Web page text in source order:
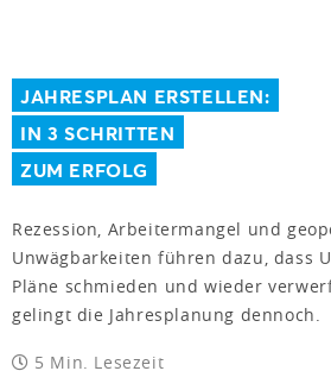
JAHRESPLAN ERSTELLEN:
IN 3 SCHRITTEN
ZUM ERFOLG
Rezession, Arbeitermangel und
Unwägbarkeiten führen dazu, dass
Pläne schmieden und wieder
gelingt die Jahresplanung dennoch.
5 Min. Lesezeit